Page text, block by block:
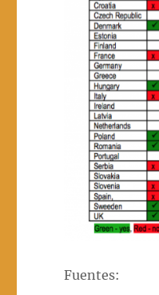
Fuentes: